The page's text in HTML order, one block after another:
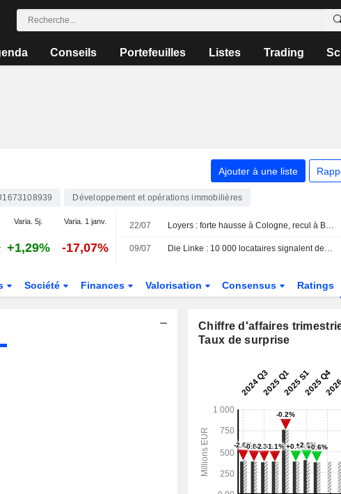
Conseils Portefeuilles Listes Trading
Ajouter à une liste
Développement et opérations immobilières
Varia. 5j. Varia. 1 janv.
+1,29% -17,07%
22/07 Loyers : forte hausse à Cologne, recul à Berlin
09/07 Die Linke : 10 000 locataires signalent des loyers usuraires aux autorités via une application
Société Finances Valorisation Consensus Ratings
Chiffre d'affaires
Taux de surprise